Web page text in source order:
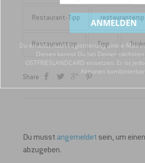
Restaurant-Tipp
Restauranttipp Tipp
Share
Du musst angemeldet sein, um
abzugeben.
Du erhältst nach Registrierung eine e-Mail
Diesen kannst Du bei Deiner
OSTFRIESLANDCARD einsetzen. Er ist
Aktionen